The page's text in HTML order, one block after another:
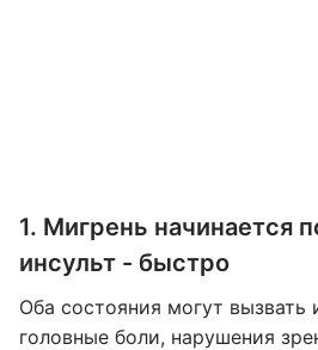
1. Мигрень начинается
инсульт - быстро
Оба состояния могут
головные боли, нарушения